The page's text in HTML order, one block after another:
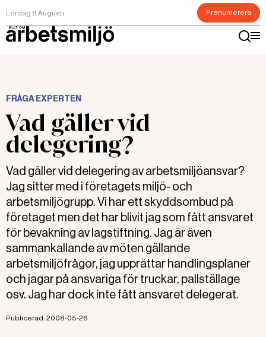
Lördag 8 Augusti Prenumerera
FRÅGA EXPERTEN
Vad gäller vid
delegering?
Vad gäller vid delegering av arbetsmiljöansvar?
Jag sitter med i företagets miljö- och
arbetsmiljögrupp. Vi har ett skyddsombud på
företaget men det har blivit jag som fått ansvaret
för bevakning av lagstiftning. Jag är även
sammankallande av möten gällande
arbetsmiljöfrågor, jag upprättar handlingsplaner
och jagar på ansvariga för truckar, pallställage
osv. Jag har dock inte fått ansvaret delegerat.
Publicerad: 2008-05-26